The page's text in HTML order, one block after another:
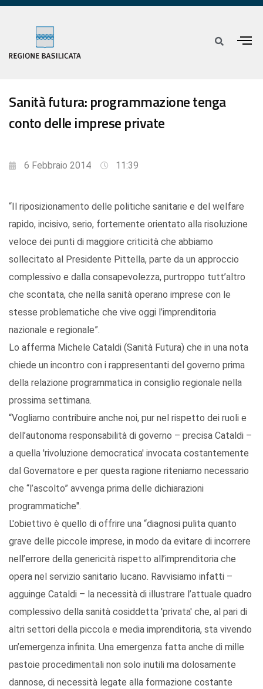
Sanità futura: programmazione tenga
conto delle imprese private
6 Febbraio 2014 11:39
“Il riposizionamento delle politiche sanitarie e del welfare
rapido, incisivo, serio, fortemente orientato alla risoluzione
veloce dei punti di maggiore criticità che abbiamo
sollecitato al Presidente Pittella, parte da un approccio
complessivo e dalla consapevolezza, purtroppo tutt’altro
che scontata, che nella sanità operano imprese con le
stesse problematiche che vive oggi l’imprenditoria
nazionale e regionale”.
Lo afferma Michele Cataldi (Sanità Futura) che in una nota
chiede un incontro con i rappresentanti del governo prima
della relazione programmatica in consiglio regionale nella
prossima settimana.
“Vogliamo contribuire anche noi, pur nel rispetto dei ruoli e
dell’autonoma responsabilità di governo – precisa Cataldi –
a quella 'rivoluzione democratica' invocata costantemente
dal Governatore e per questa ragione riteniamo necessario
che “l’ascolto” avvenga prima delle dichiarazioni
programmatiche".
L'obiettivo è quello di offrire una “diagnosi pulita quanto
grave delle piccole imprese, in modo da evitare di incorrere
nell’errore della genericità rispetto all’imprenditoria che
opera nel servizio sanitario lucano. Ravvisiamo infatti –
agguinge Cataldi – la necessità di illustrare l’attuale quadro
complessivo della sanità cosiddetta 'privata' che, al pari di
altri settori della piccola e media imprenditoria, sta vivendo
un’emergenza infinita. Una emergenza fatta anche di mille
pastoie procedimentali non solo inutili ma dolosamente
dannose, di necessità legate alla formazione costante